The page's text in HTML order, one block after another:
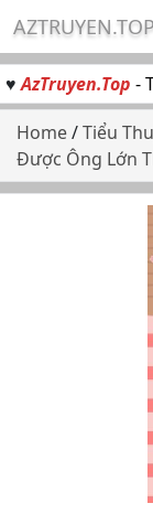
AZTRUYEN.TOP
♥AzTruyen.Top -
Home/Tiểu
Được Ông Lớn